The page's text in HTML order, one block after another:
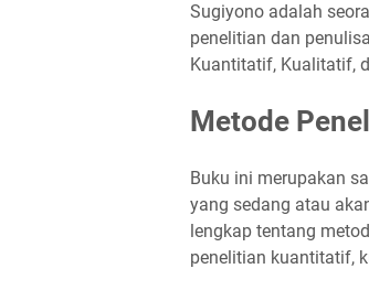
Sugiyono adalah
penelitian dan
Kuantitatif, Kualitatif,
Metode
Buku ini merupakan
yang sedang atau
lengkap tentang
penelitian kuantitatif,